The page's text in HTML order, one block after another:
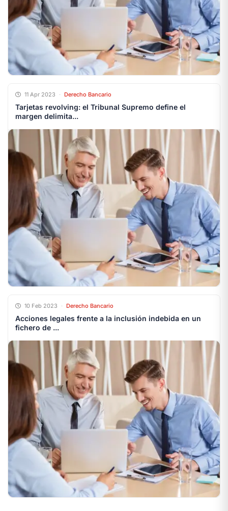
11 Apr 2023 · Derecho Bancario
Tarjetas revolving: el Tribunal Supremo define el
margen delimita...
10 Feb 2023 · Derecho Bancario
Acciones legales frente a la inclusión indebida en un
fichero de ...